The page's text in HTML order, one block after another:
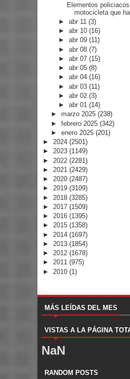
Elementos
motocicleta que
►abr 11(3)
►abr 10(16)
►abr 09(11)
►abr 08(7)
►abr 07(15)
►abr 05(8)
►abr 04(16)
►abr 03(11)
►abr 02(3)
►abr 01(14)
► marzo 2025 (238)
► febrero 2025 (342)
► enero 2025 (201)
► 2024 (2501)
► 2023 (1149)
► 2022 (2281)
► 2021 (2429)
► 2020 (2487)
► 2019 (3109)
► 2018 (3285)
► 2017 (1509)
► 2016 (1395)
► 2015 (1358)
► 2014 (1697)
► 2013 (1854)
► 2012 (1678)
► 2011 (975)
► 2010 (1)
MÁS LEÍDAS DEL MES
VISTAS A LA PÁGINA
NaN
RANDOM POSTS